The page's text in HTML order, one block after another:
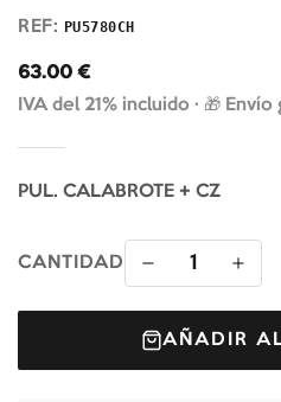
REF: PU5780CH
63.00 €
IVA del 21% incluido · 🎁 Envío
PUL. CALABROTE + CZ
CANTIDAD 1
AÑADIR